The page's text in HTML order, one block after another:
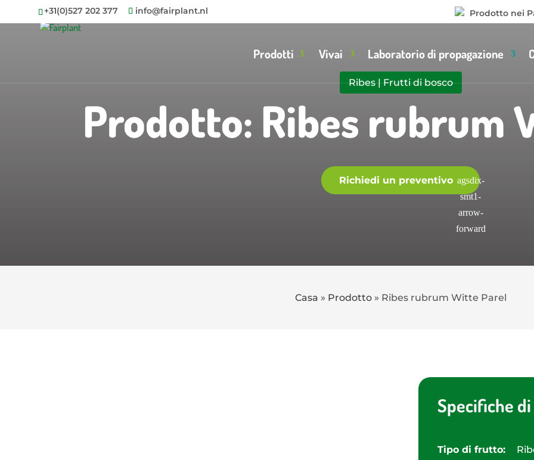
+31(0)527 202 377 info@fairplant.nl Prodotto nei
Prodotti Vivai Laboratorio di propagazione
Ribes|Frutti di bosco
Prodotto: Ribes rubrum
Richiedi un preventivo
Casa » Prodotto» Ribes rubrum Witte Parel
Specifiche
Tipo di frutto: